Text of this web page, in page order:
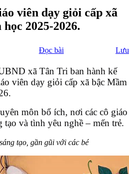
viên dạy giỏi cấp xã
2025-2026.
Đọc bài Lưu
xã Tân Tri ban hành kế
viên dạy giỏi cấp xã bậc Mầm
môn bổ ích, nơi các cô giáo
tạo và tình yêu nghề – mến trẻ.
tạo, gần gũi với các bé